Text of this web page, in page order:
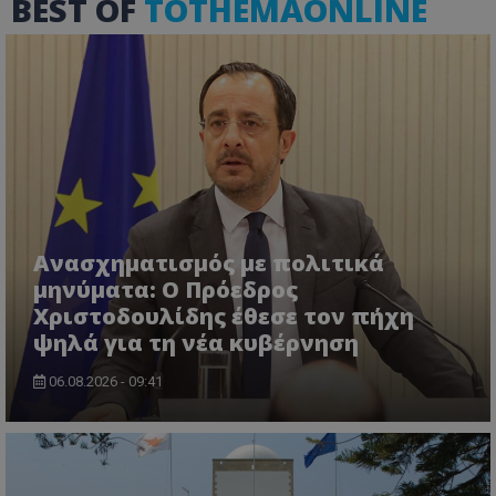
BEST OF TOTHEMAONLINE
Ανασχηματισμός με πολιτικά
μηνύματα: Ο Πρόεδρος
Χριστοδουλίδης έθεσε τον πήχη
ψηλά για τη νέα κυβέρνηση
06.08.2026 - 09:41
ASP.NET_SessionId
Microsoft Corporation